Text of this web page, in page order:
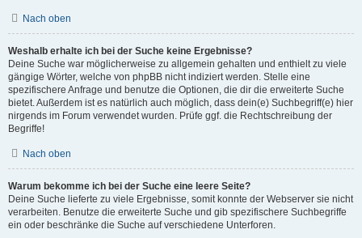
Nach oben
Weshalb erhalte ich bei der Suche keine Ergebnisse?
Deine Suche war möglicherweise zu allgemein gehalten und enthielt zu viele
gängige Wörter, welche von phpBB nicht indiziert werden. Stelle eine
spezifischere Anfrage und benutze die Optionen, die dir die erweiterte Suche
bietet. Außerdem ist es natürlich auch möglich, dass dein(e) Suchbegriff(e) hier
nirgends im Forum verwendet wurden. Prüfe ggf. die Rechtschreibung der
Begriffe!
Nach oben
Warum bekomme ich bei der Suche eine leere Seite?
Deine Suche lieferte zu viele Ergebnisse, somit konnte der Webserver sie nicht
verarbeiten. Benutze die erweiterte Suche und gib spezifischere Suchbegriffe
ein oder beschränke die Suche auf verschiedene Unterforen.